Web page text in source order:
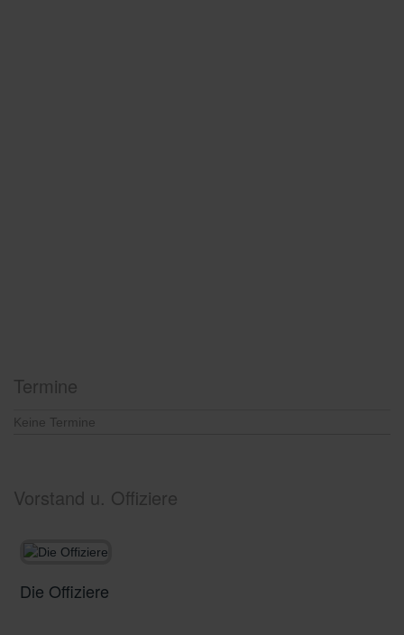
Termine
Keine Termine
Vorstand u. Offiziere
Die Offiziere